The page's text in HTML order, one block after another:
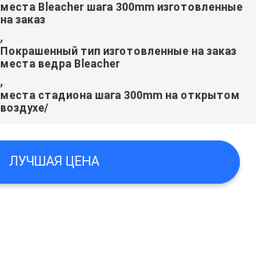
места Bleacher шага 300mm изготовленные
на заказ
,
Покрашенный тип изготовленные на заказ
места ведра Bleacher
,
места стадиона шага 300mm на открытом
воздухе/
ЛУЧШАЯ ЦЕНА